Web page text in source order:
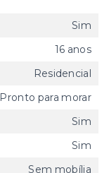
Sim
16 anos
Residencial
Pronto para morar
Sim
Sim
Sem mobília